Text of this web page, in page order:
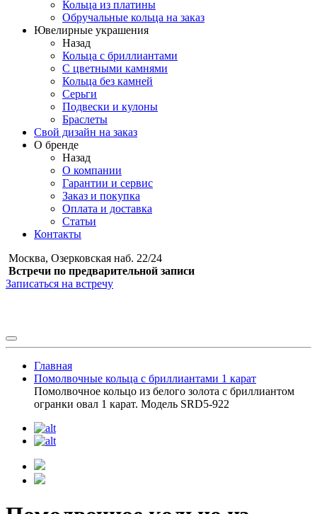
Кольца из платины
Обручальные кольца на заказ
Ювелирные украшения
Назад
Кольца с бриллиантами
С цветными камнями
Кольца без камней
Серьги
Подвески и кулоны
Браслеты
Свой дизайн на заказ
О бренде
Назад
О компании
Гарантии и сервис
Заказ и покупка
Оплата и доставка
Статьи
Контакты
Москва, Озерковская наб. 22/24
Встречи по предварительной записи
Записаться на встречу
Главная
Помолвочные кольца с бриллиантами 1 карат
Помолвочное кольцо из белого золота с бриллиантом
огранки овал 1 карат. Модель SRD5-922